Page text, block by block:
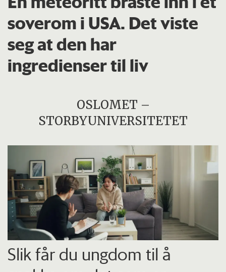
soverom i USA. Det viste
seg at den har
ingredienser til liv
OSLOMET –
STORBYUNIVERSITETET
Slik får du ungdom til å